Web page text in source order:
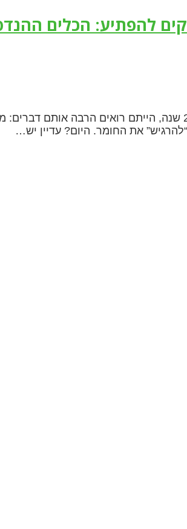
להפתיע: הכלים
אם הייתם נכנסים לאתר בנייה לפני 20 שנה, הייתם
את החומר. היום? עדיין יש…